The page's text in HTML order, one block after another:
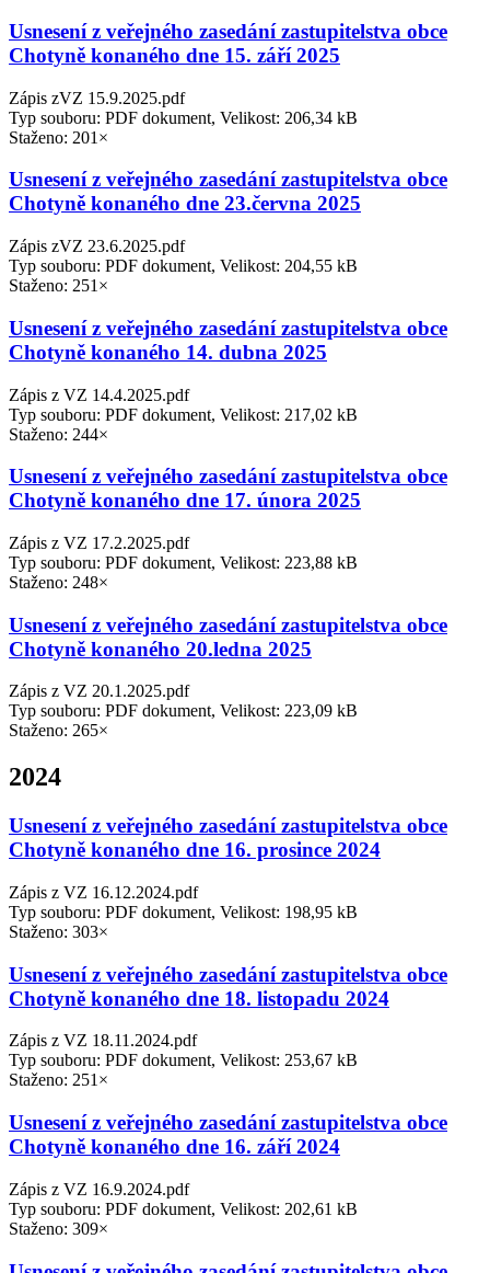
Usnesení z veřejného zasedání zastupitelstva obce
Chotyně konaného dne 15. září 2025
Zápis zVZ 15.9.2025.pdf
Typ souboru: PDF dokument, Velikost: 206,34 kB
Staženo: 201×
Usnesení z veřejného zasedání zastupitelstva obce
Chotyně konaného dne 23.června 2025
Zápis zVZ 23.6.2025.pdf
Typ souboru: PDF dokument, Velikost: 204,55 kB
Staženo: 251×
Usnesení z veřejného zasedání zastupitelstva obce
Chotyně konaného 14. dubna 2025
Zápis z VZ 14.4.2025.pdf
Typ souboru: PDF dokument, Velikost: 217,02 kB
Staženo: 244×
Usnesení z veřejného zasedání zastupitelstva obce
Chotyně konaného dne 17. února 2025
Zápis z VZ 17.2.2025.pdf
Typ souboru: PDF dokument, Velikost: 223,88 kB
Staženo: 248×
Usnesení z veřejného zasedání zastupitelstva obce
Chotyně konaného 20.ledna 2025
Zápis z VZ 20.1.2025.pdf
Typ souboru: PDF dokument, Velikost: 223,09 kB
Staženo: 265×
2024
Usnesení z veřejného zasedání zastupitelstva obce
Chotyně konaného dne 16. prosince 2024
Zápis z VZ 16.12.2024.pdf
Typ souboru: PDF dokument, Velikost: 198,95 kB
Staženo: 303×
Usnesení z veřejného zasedání zastupitelstva obce
Chotyně konaného dne 18. listopadu 2024
Zápis z VZ 18.11.2024.pdf
Typ souboru: PDF dokument, Velikost: 253,67 kB
Staženo: 251×
Usnesení z veřejného zasedání zastupitelstva obce
Chotyně konaného dne 16. září 2024
Zápis z VZ 16.9.2024.pdf
Typ souboru: PDF dokument, Velikost: 202,61 kB
Staženo: 309×